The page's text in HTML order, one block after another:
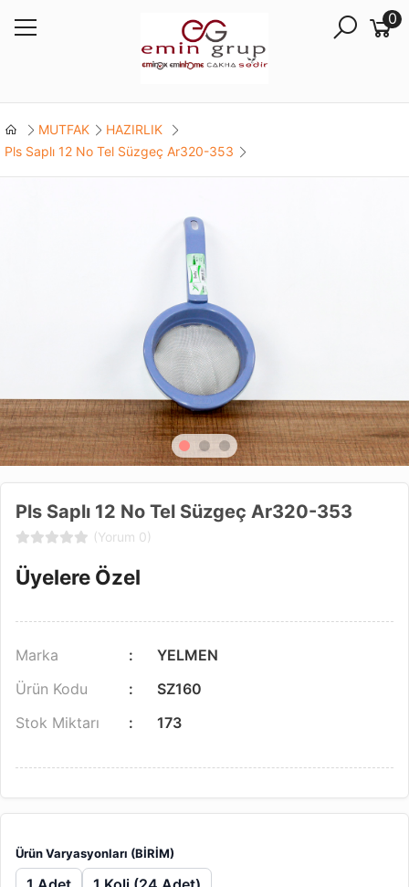
0
MUTFAK
HAZIRLIK
Pls Saplı 12 No Tel Süzgeç Ar320-353
Pls Saplı 12 No Tel Süzgeç Ar320-353
(Yorum 0)
Üyelere Özel
Marka
YELMEN
Ürün Kodu
SZ160
Stok Miktarı
173
Ürün Varyasyonları (BİRİM)